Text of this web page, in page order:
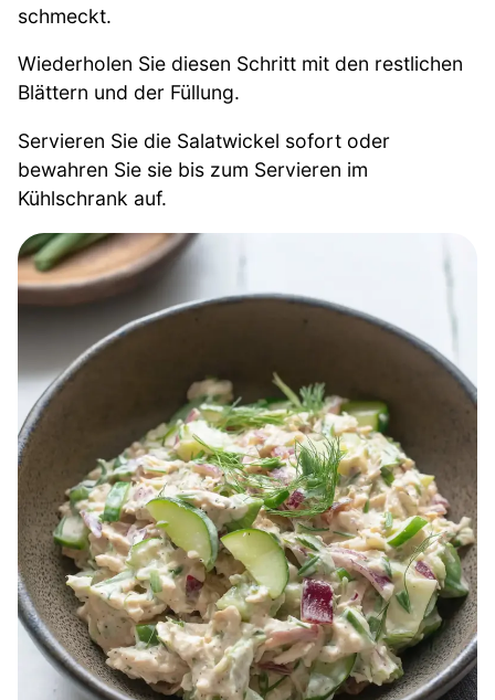
schmeckt.
Wiederholen Sie diesen Schritt mit den restlichen
Blättern und der Füllung.
Servieren Sie die Salatwickel sofort oder
bewahren Sie sie bis zum Servieren im
Kühlschrank auf.